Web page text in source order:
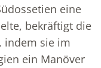
eine
bekräftigt die
indem sie im
ein Manöver